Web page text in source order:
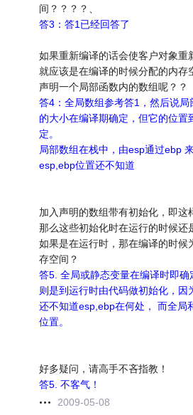
间？？？？、
答3：答1已经回答了
如果重新编译的话会使客户对象重
就应该是在编译的时候分配的内存
声明一个局部函数内的数组呢？？
答4：全局数组参考答1，然后说局
的大小在编译期确定，但它的位置
定。
局部数组在栈中，由esp通过ebp
esp,ebp位置还不知道
加入声明的数组带有初始化，即这
那么这些初始化时在运行的时候还
如果是在运行时，那在编译的时候
存空间？
答5. 全局或静态变量在编译时即确
则是到运行时由代码做初始化，因
还不知道esp,ebp在何处， 而全局
位置。
好多疑问，请高手不吝指教！
答5. 不客气！
2009-05-08